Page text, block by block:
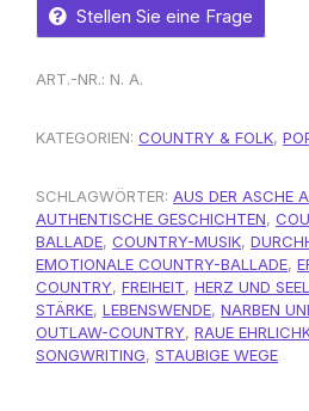
Stellen Sie eine Frage
ART.-NR.: N. A.
KATEGORIEN: COUNTRY & FOLK,
SCHLAGWÖRTER: AUS DER ASCHE
AUTHENTISCHE GESCHICHTEN,
BALLADE, COUNTRY-MUSIK,
EMOTIONALE COUNTRY-BALLADE,
COUNTRY, FREIHEIT, HERZ UND
STÄRKE, LEBENSWENDE, NARBEN
OUTLAW-COUNTRY, RAUE
SONGWRITING, STAUBIGE WEGE